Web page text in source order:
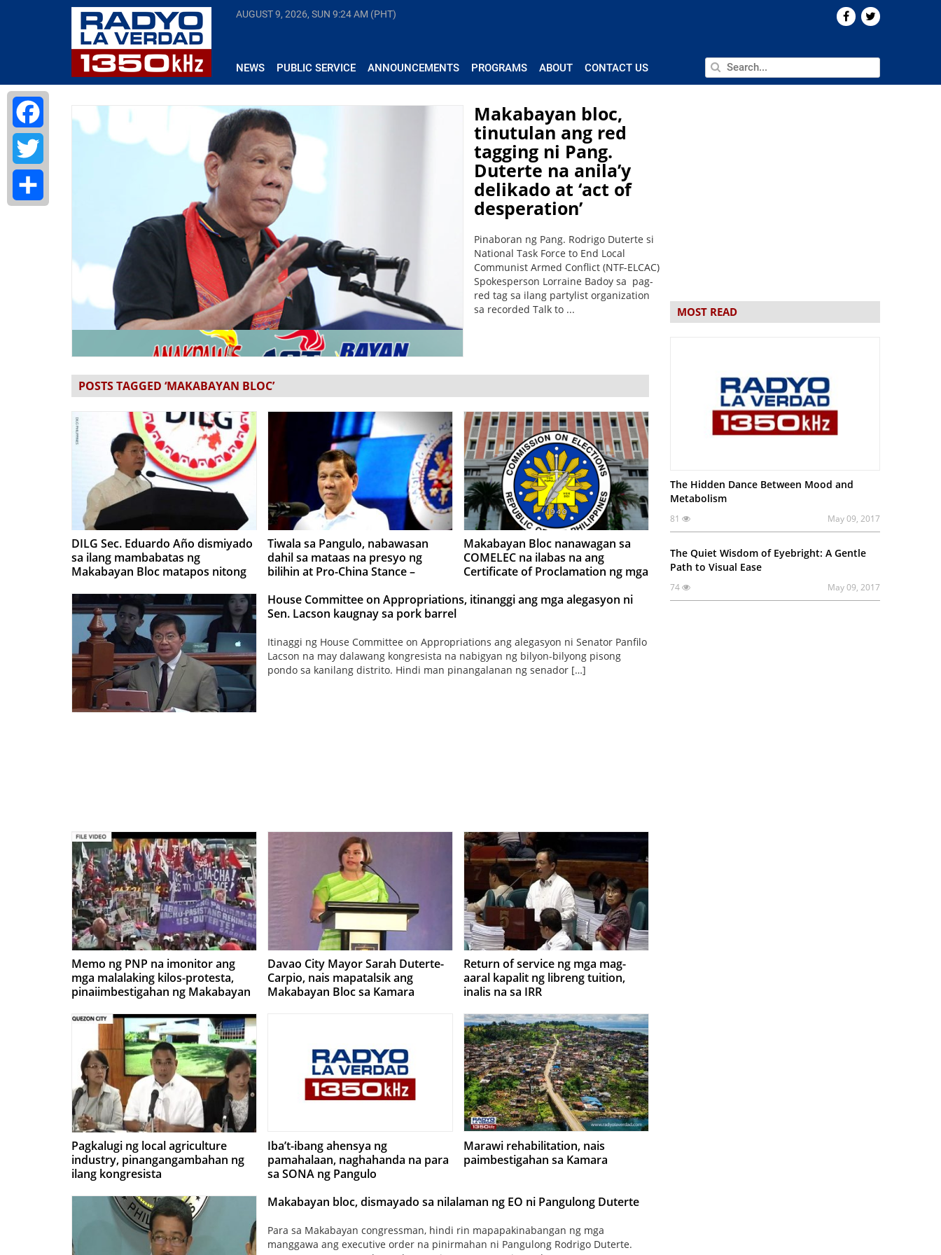
AUGUST 9, 2026, SUN 9:24 AM (PHT)
NEWS PUBLIC SERVICE ANNOUNCEMENTS PROGRAMS ABOUT CONTACT US
Makabayan bloc,
tinutulan ang red
tagging ni Pang.
Duterte na anila’y
delikado at ‘act of
desperation’
Pinaboran ng Pang. Rodrigo Duterte si
National Task Force to End Local
Communist Armed Conflict (NTF-ELCAC)
Spokesperson Lorraine Badoy sa pag-
red tag sa ilang partylist organization
sa recorded Talk to ...
POSTS TAGGED ‘MAKABAYAN BLOC’
DILG Sec. Eduardo Año dismiyado
sa ilang mambabatas ng
Makabayan Bloc matapos nitong
rebeldeng grupong CPP-NPA-NDF
Tiwala sa Pangulo, nabawasan
dahil sa mataas na presyo ng
bilihin at Pro-China Stance –
Makabayan Bloc nanawagan sa
COMELEC na ilabas na ang
Certificate of Proclamation ng mga
House Committee on Appropriations, itinanggi ang mga alegasyon ni
Sen. Lacson kaugnay sa pork barrel
Itinaggi ng House Committee on Appropriations ang alegasyon ni Senator Panfilo
Lacson na may dalawang kongresista na nabigyan ng bilyon-bilyong pisong
pondo sa kanilang distrito. Hindi man pinangalanan ng senador […]
Memo ng PNP na imonitor ang
mga malalaking kilos-protesta,
pinaiimbestigahan ng Makabayan
Davao City Mayor Sarah Duterte-
Carpio, nais mapatalsik ang
Makabayan Bloc sa Kamara
Return of service ng mga mag-
aaral kapalit ng libreng tuition,
inalis na sa IRR
Pagkalugi ng local agriculture
industry, pinangangambahan ng
ilang kongresista
Iba’t-ibang ahensya ng
pamahalaan, naghahanda na para
sa SONA ng Pangulo
Marawi rehabilitation, nais
paimbestigahan sa Kamara
Makabayan bloc, dismayado sa nilalaman ng EO ni Pangulong Duterte
Para sa Makabayan congressman, hindi rin mapapakinabangan ng mga
manggawa ang executive order na pinirmahan ni Pangulong Rodrigo Duterte.
MOST READ
The Hidden Dance Between Mood and
Metabolism
81 May 09, 2017
The Quiet Wisdom of Eyebright: A Gentle
Path to Visual Ease
74 May 09, 2017
Facebook
Twitter